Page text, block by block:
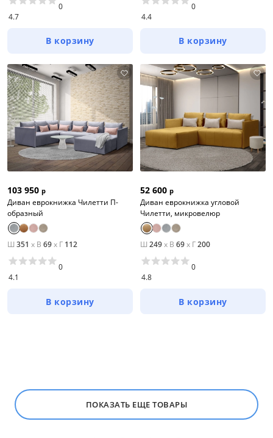
Цена
от до
Цвет
Белый
Бежевый
Черный
Зеленый
Голубой
Синий
Ширина, см
от до
4.7
0
В корзину
4.4
0
В корзину
103 950 р
Диван еврокнижка Чилетти П-
образный
Ш 351 x В 69x Г 112
4.1
0
В корзину
52 600 р
Диван еврокнижка угловой
Чилетти, микровелюр
Ш 249x В 69x Г200
4.8
0
В корзину
ПОКАЗАТЬ ЕЩЕ ТОВАРЫ